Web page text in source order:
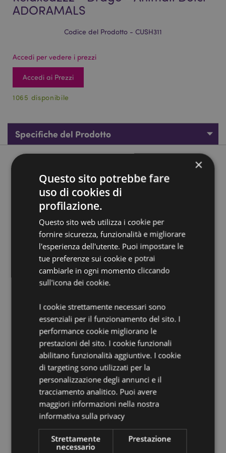
ADORAMALS
Codice del Prodotto - CUSH311
Accedi per vedere i prezzi
Accedi ai Prezzi
1065 disponibile
Specifiche del Prodotto
Cuscino da Viaggio con Maschera Relaxeazzz - Drago -
Animali Dolci ADORAMALS
Materiale:
Vincitore del Gift of the Year:
Categoria Hot Novelty
Maschera per Occhi Sganciabile:Sì, una parte è
sganciabile tramite clip - L'altra estremità rimane
attaccata al cuscino per evitarne lo smarrimento
Vuoi informazioni su come inoltrare un ordine
utilizzando il sito internet di Puckator? Leggi la nostra
guida all'acquisto.
Dettagli del Prodotto
Informazioni
Aggiuntive
Altezza 17cm Larghezza 19cm Profondità 10cm
Aperto 15x28x7cm
5055071779213
56
0.169000
No
×
Questo sito potrebbe fare
uso di cookies di
profilazione.
Questo sito web utilizza i cookie per
fornire sicurezza, funzionalità e migliorare
l'esperienza dell'utente. Puoi impostare le
tue preferenze sui cookie e potrai
cambiarle in ogni momento cliccando
sull'icona dei cookie.
I cookie strettamente necessari sono
essenziali per il funzionamento del sito. I
performance cookie migliorano le
prestazioni del sito. I cookie funzionali
abilitano funzionalità aggiuntive. I cookie
di targeting sono utilizzati per la
personalizzazione degli annunci e il
tracciamento analitico. Puoi avere
maggiori informazioni nella nostra
informativa sulla privacy
Strettamente
necessario
Prestazione